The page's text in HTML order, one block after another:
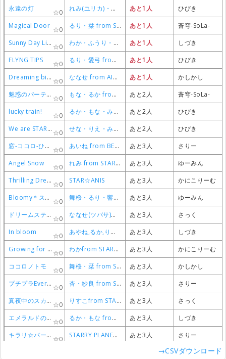
永遠の灯
0 れみ(ユリカ)・ふうり(セイラ) from STAR☆ANIS あと1人
ひびき
Magical Door
0 るり・栞 from STARRY PLANET☆ あと1人
蒼穹-SoLa-
Sunny Day Little Sunday
0 わか・ふうり・ゆな from STAR☆ANIS あと1人
しづき
FLYNG TIPS
0 るり・愛弓 from STARRY PLANET☆ あと1人
ひびき
Dreaming bird
0 ななせ from AIKATSU☆STARS! あと1人
かしかし
魅惑のパーティー
0 もな・るか from AIKATSU☆STARS! あと2人
蒼穹-SoLa-
lucky train!
0 るか・もな・みき from AIKATSU☆STARS! あと2人
ひびき
We are STARS!!!!!
0 せな・りえ・みき・かな・ななせ from AIKATSU☆STARS! あと2人
ひびき
窓-ココロ-ひらこう
0 あいね from BEST FRIENDS！ あと3人
さりー
Angel Snow
0 れみ from STAR☆ANIS あと3人
ゆーみん
Thrilling Dream
0 STAR☆ANIS あと3人
かにこりーむ
Bloomy＊スマイル
0 舞桜・るり・響子・栞 from STARRY PLANET☆ あと3人
ゆーみん
ドリームステージ☆
0 ななせ(ツバサ)・みほ(夜空)・かな(真昼) あと3人
さっく
In bloom
0 あやね,るか,りえ / カレン from BEST FRIENDS! あと3人
しづき
Growing for a dream
0 わかfrom STAR☆ANIS あと3人
かにこりーむ
ココロノトモ
0 舞桜・栞 from STARRY PLANET☆ あと3人
かしかし
プチプラEveryday
0 杏・紗良 from STARRY PLANET☆ あと3人
さりー
真夜中のスカイハイ
0 りすこfrom STAR☆ANIS あと3人
さっく
エメラルドの魔法
0 るか・もな from AIKATSU☆STARS あと3人
しづき
キラリ☆パーティ♪タイム
0 STARRY PLANET☆ あと3人
さりー
受付終了
永遠の灯
0 れみ(ユリカ)・ふうり(セイラ) from STAR☆ANIS あと1人
ひびき
Magical Door
0 るり・栞 from STARRY PLANET☆ あと1人
蒼穹-SoLa-
Sunny Day Little Sunday
0 わか・ふうり・ゆな from STAR☆ANIS あと1人
しづき
FLYNG TIPS
0 るり・愛弓 from STARRY PLANET☆ あと1人
ひびき
Dreaming bird
0 ななせ from AIKATSU☆STARS! あと1人
かしかし
魅惑のパーティー
0 もな・るか from AIKATSU☆STARS! あと2人
蒼穹-SoLa-
lucky train!
0 るか・もな・みき from AIKATSU☆STARS! あと2人
ひびき
We are STARS!!!!!
0 せな・りえ・みき・かな・ななせ from AIKATSU☆STARS! あと2人
ひびき
窓-ココロ-ひらこう
0 あいね from BEST FRIENDS！ あと3人
さりー
Angel Snow
0 れみ from STAR☆ANIS あと3人
ゆーみん
Thrilling Dream
0 STAR☆ANIS あと3人
かにこりーむ
Bloomy＊スマイル
0 舞桜・るり・響子・栞 from STARRY PLANET☆ あと3人
ゆーみん
ドリームステージ☆
0 ななせ(ツバサ)・みほ(夜空)・かな(真昼) あと3人
さっく
In bloom
0 あやね,るか,りえ / カレン from BEST FRIENDS! あと3人
しづき
Growing for a dream
0 わかfrom STAR☆ANIS あと3人
かにこりーむ
ココロノトモ
0 舞桜・栞 from STARRY PLANET☆ あと3人
かしかし
プチプラEveryday
0 杏・紗良 from STARRY PLANET☆ あと3人
さりー
真夜中のスカイハイ
0 りすこfrom STAR☆ANIS あと3人
さっく
エメラルドの魔法
0 るか・もな from AIKATSU☆STARS あと3人
しづき
キラリ☆パーティ♪タイム
0 STARRY PLANET☆ あと3人
さりー
受付終了
永遠の灯
0 れみ(ユリカ)・ふうり(セイラ) from STAR☆ANIS あと1人
ひびき
Magical Door
0 るり・栞 from STARRY PLANET☆ あと1人
蒼穹-SoLa-
Sunny Day Little Sunday
0 わか・ふうり・ゆな from STAR☆ANIS あと1人
しづき
FLYNG TIPS
0 るり・愛弓 from STARRY PLANET☆ あと1人
ひびき
Dreaming bird
0 ななせ from AIKATSU☆STARS! あと1人
かしかし
魅惑のパーティー
0 もな・るか from AIKATSU☆STARS! あと2人
蒼穹-SoLa-
lucky train!
0 るか・もな・みき from AIKATSU☆STARS! あと2人
ひびき
We are STARS!!!!!
0 せな・りえ・みき・かな・ななせ from AIKATSU☆STARS! あと2人
ひびき
窓-ココロ-ひらこう
0 あいね from BEST FRIENDS！ あと3人
さりー
Angel Snow
0 れみ from STAR☆ANIS あと3人
ゆーみん
Thrilling Dream
0 STAR☆ANIS あと3人
かにこりーむ
Bloomy＊スマイル
0 舞桜・るり・響子・栞 from STARRY PLANET☆ あと3人
ゆーみん
ドリームステージ☆
0 ななせ(ツバサ)・みほ(夜空)・かな(真昼) あと3人
さっく
In bloom
0 あやね,るか,りえ / カレン from BEST FRIENDS! あと3人
しづき
Growing for a dream
0 わかfrom STAR☆ANIS あと3人
かにこりーむ
ココロノトモ
0 舞桜・栞 from STARRY PLANET☆ あと3人
かしかし
プチプラEveryday
0 杏・紗良 from STARRY PLANET☆ あと3人
さりー
真夜中のスカイハイ
0 りすこfrom STAR☆ANIS あと3人
さっく
エメラルドの魔法
0 るか・もな from AIKATSU☆STARS あと3人
しづき
キラリ☆パーティ♪タイム
0 STARRY PLANET☆ あと3人
さりー
受付終了
永遠の灯
0 れみ(ユリカ)・ふうり(セイラ) from STAR☆ANIS あと1人
ひびき
Magical Door
0 るり・栞 from STARRY PLANET☆ あと1人
蒼穹-SoLa-
Sunny Day Little Sunday
0 わか・ふうり・ゆな from STAR☆ANIS あと1人
しづき
FLYNG TIPS
0 るり・愛弓 from STARRY PLANET☆ あと1人
ひびき
Dreaming bird
0 ななせ from AIKATSU☆STARS! あと1人
かしかし
魅惑のパーティー
0 もな・るか from AIKATSU☆STARS! あと2人
蒼穹-SoLa-
lucky train!
0 るか・もな・みき from AIKATSU☆STARS! あと2人
ひびき
We are STARS!!!!!
0 せな・りえ・みき・かな・ななせ from AIKATSU☆STARS! あと2人
ひびき
窓-ココロ-ひらこう
0 あいね from BEST FRIENDS！ あと3人
さりー
Angel Snow
0 れみ from STAR☆ANIS あと3人
ゆーみん
Thrilling Dream
0 STAR☆ANIS あと3人
かにこりーむ
Bloomy＊スマイル
0 舞桜・るり・響子・栞 from STARRY PLANET☆ あと3人
ゆーみん
ドリームステージ☆
0 ななせ(ツバサ)・みほ(夜空)・かな(真昼) あと3人
さっく
In bloom
0 あやね,るか,りえ / カレン from BEST FRIENDS! あと3人
しづき
Growing for a dream
0 わかfrom STAR☆ANIS あと3人
かにこりーむ
ココロノトモ
0 舞桜・栞 from STARRY PLANET☆ あと3人
かしかし
プチプラEveryday
0 杏・紗良 from STARRY PLANET☆ あと3人
さりー
真夜中のスカイハイ
0 りすこfrom STAR☆ANIS あと3人
さっく
エメラルドの魔法
0 るか・もな from AIKATSU☆STARS あと3人
しづき
キラリ☆パーティ♪タイム
0 STARRY PLANET☆ あと3人
さりー
受付終了
→CSVダウンロード